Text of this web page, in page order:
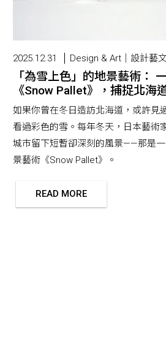
2025.12.31 Design & Art｜設計藝
「為雪上色」的地景藝術：
《Snow Pallet》，捕捉北海
如果你曾在冬日造訪北海道，或許見
看過彩色的雪。每年冬天，日本藝術
城市留下短暫卻深刻的風景——那是
景藝術《Snow Pallet》。
READ MORE